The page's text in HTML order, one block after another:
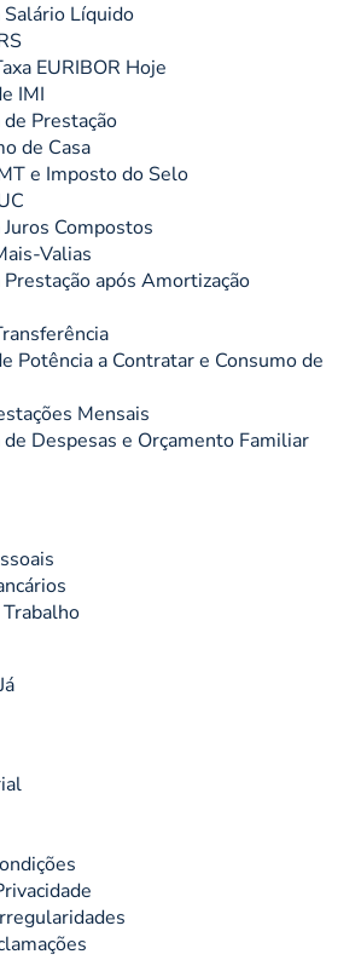
Líquido
EURIBOR Hoje
IMI
Prestação
de Casa
e Imposto do Selo
Compostos
Valias
após Amortização
Potência a Contratar e Consumo de
Mensais
Despesas e Orçamento Familiar